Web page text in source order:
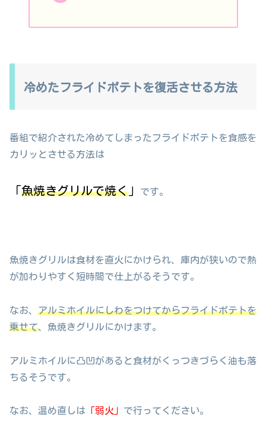
冷めたフライドポテトを復活させる方法
番組で紹介された冷めてしまったフライドポテトを食感を
カリッとさせる方法は
「魚焼きグリルで焼く 」 です。
魚焼きグリルは食材を直火にかけられ、庫内が狭いので熱
が加わりやすく短時間で仕上がるそうです。
なお、 アルミホイルにしわをつけてからフライドポテトを
乗せて、魚焼きグリルにかけます。
アルミホイルに凸凹があると食材がくっつきづらく油も落
ちるそうです。
なお、温め直しは 「弱火」 で行ってください。